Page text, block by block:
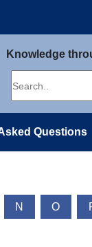
Knowledge
Questions
N O